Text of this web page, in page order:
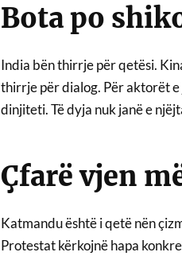
Bota po
India bën thirrje për qetësi.
thirrje për dialog. Për aktorët
dinjiteti. Të dyja nuk janë e
Çfarë vjen
Katmandu është i qetë nën
Protestat kërkojnë hapa